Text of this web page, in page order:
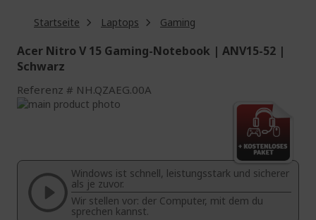
Startseite Laptops Gaming
Acer Nitro V 15 Gaming-Notebook | ANV15-52 |
Schwarz
Referenz NH.QZAEG.00A
Zum
springen
Bildgalerie
springen
Windows ist schnell, leistungsstark und sicherer
als je zuvor.
Wir stellen vor: der Computer, mit dem du
sprechen kannst.